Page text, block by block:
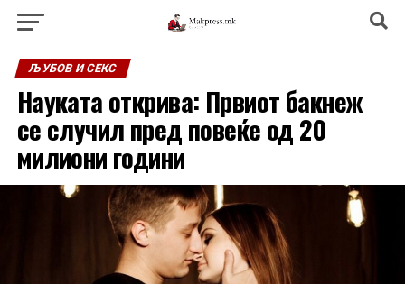
ЉУБОВ И СЕКС
Науката открива: Првиот бакнеж
се случил пред повеќе од 20
милиони години